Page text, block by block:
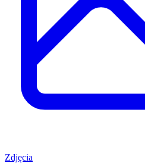
Zdjęcia